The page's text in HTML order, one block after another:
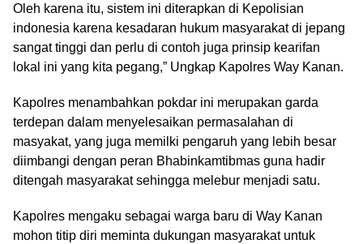
Oleh karena itu, sistem ini diterapkan di Kepolisian
indonesia karena kesadaran hukum masyarakat di jepang
sangat tinggi dan perlu di contoh juga prinsip kearifan
lokal ini yang kita pegang,” Ungkap Kapolres Way Kanan.
Kapolres menambahkan pokdar ini merupakan garda
terdepan dalam menyelesaikan permasalahan di
masyakat, yang juga memilki pengaruh yang lebih besar
diimbangi dengan peran Bhabinkamtibmas guna hadir
ditengah masyarakat sehingga melebur menjadi satu.
Kapolres mengaku sebagai warga baru di Way Kanan
mohon titip diri meminta dukungan masyarakat untuk